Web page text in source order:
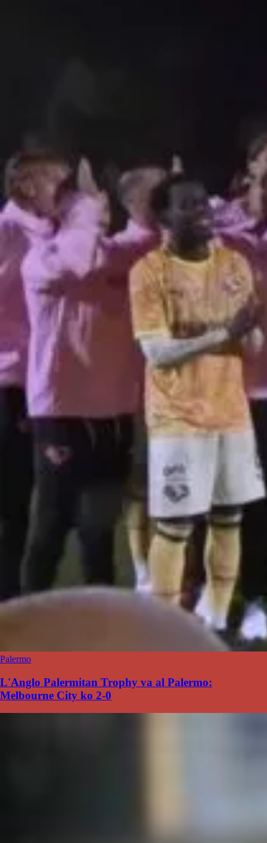
Palermo
L'Anglo Palermitan Trophy va al Palermo:
Melbourne City ko 2-0